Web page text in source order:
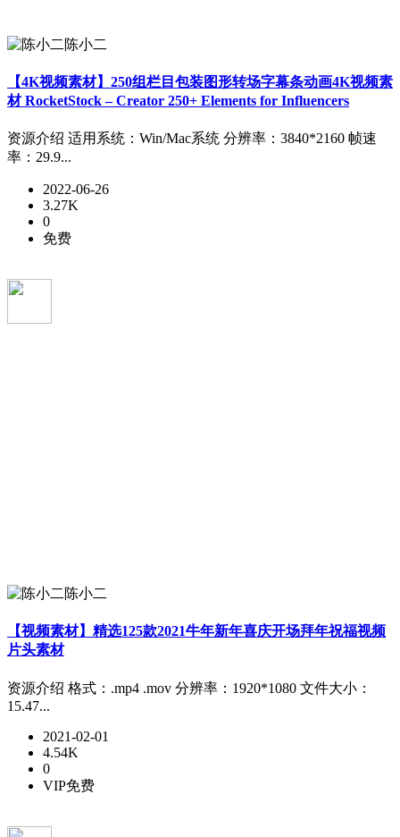
陈小二
【4K视频素材】250组栏目包装图形转场字幕条动画4K视频素
材 RocketStock – Creator 250+ Elements for Influencers
资源介绍 适用系统：Win/Mac系统 分辨率：3840*2160 帧速
率：29.9...
2022-06-26
3.27K
0
免费
陈小二
【视频素材】精选125款2021牛年新年喜庆开场拜年祝福视频
片头素材
资源介绍 格式：.mp4 .mov 分辨率：1920*1080 文件大小：
15.47...
2021-02-01
4.54K
0
VIP免费